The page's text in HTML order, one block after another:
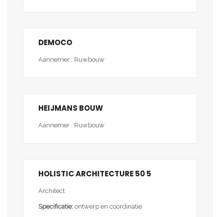
DEMOCO
Aannemer : Ruwbouw
HEIJMANS BOUW
Aannemer : Ruwbouw
HOLISTIC ARCHITECTURE 50 5
Architect
Specificatie: ontwerp en coördinatie